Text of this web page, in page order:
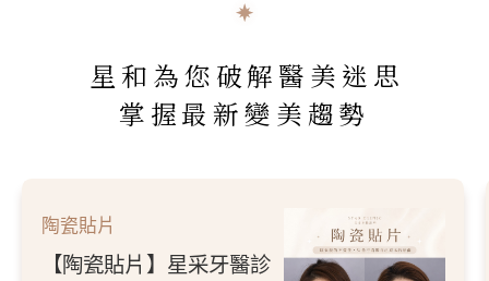
星和為您破解醫美迷思
掌握最新變美趨勢
陶瓷貼片
【陶瓷貼片】星采牙醫診